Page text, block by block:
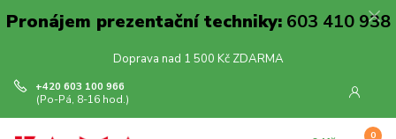
Pronájem prezentační techniky:603 410 938
Doprava nad 1 500 Kč ZDARMA
+420 603 100 966
(Po-Pá, 8-16 hod.)
0